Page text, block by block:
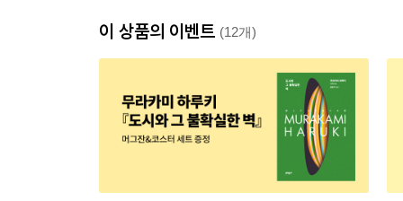
이 상품의 이벤트 (12개)